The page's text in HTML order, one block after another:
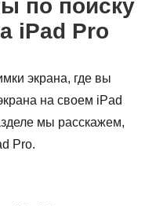
по поиску
iPad Pro
экрана, где вы
на своем iPad
мы расскажем,
Pro.